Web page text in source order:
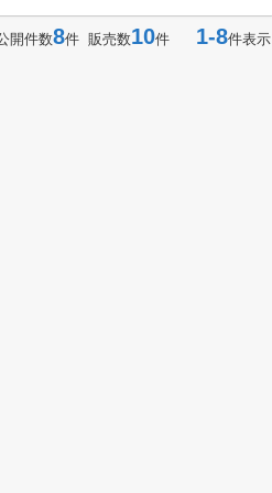
開件数8件 販売数10件 1-8件表示